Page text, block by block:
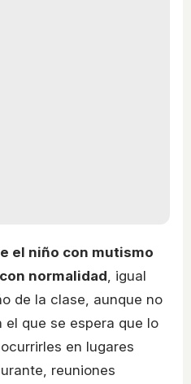
el niño con mutismo
normalidad , igual
de la clase, aunque no
el que se espera que lo
en lugares
reuniones